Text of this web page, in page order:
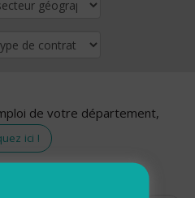
de votre département,
ici !